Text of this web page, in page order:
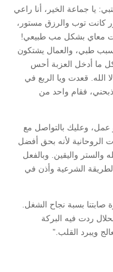
يا جماعة الخير، أنا راعي
كانت توب والرزق مستور،
معاي بشكل مب طبيعي!
طبي، والعمال يشتكون
ما أدخل العزبة أحس
قعدت ويا الربع في
فقام واحد من
وعليك بالتواصل مع
الروحانية لأنه بحق أفضل
واليقين. وبالفعل
الشرعية وأذن في
بسبة نجاح الشغل.
ردت فيه البركة
ويبرد القلب.”